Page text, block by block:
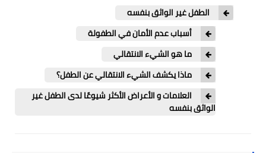
علم أعصاب
إدمان و مخدرات
حياة صحية
الطفل غير الواثق بنفسه
أسباب عدم الأمان في الطفولة
ما هو الشيء الانتقالي
ماذا يكشف الشيء الانتقالي عن الطفل؟
العلامات و الأعراض الأكثر شيوعًا لدى الطفل غير
الواثق بنفسه